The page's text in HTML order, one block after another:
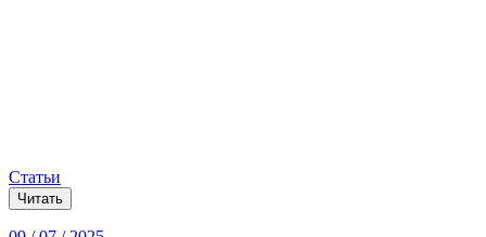
Статьи
Читать